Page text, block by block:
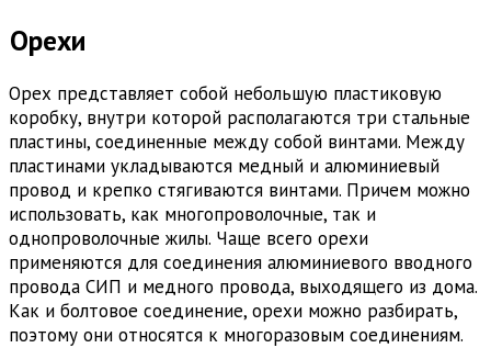
Орехи
Орех представляет собой небольшую пластиковую
коробку, внутри которой располагаются три стальные
пластины, соединенные между собой винтами. Между
пластинами укладываются медный и алюминиевый
провод и крепко стягиваются винтами. Причем можно
использовать, как многопроволочные, так и
однопроволочные жилы. Чаще всего орехи
применяются для соединения алюминиевого вводного
провода СИП и медного провода, выходящего из дома.
Как и болтовое соединение, орехи можно разбирать,
поэтому они относятся к многоразовым соединениям.